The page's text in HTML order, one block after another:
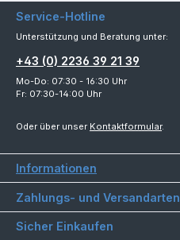
Service-Hotline
Unterstützung und Beratung unter:
+43 (0) 2236 39 21 39
Mo-Do: 07:30 - 16:30 Uhr
Fr: 07:30-14:00 Uhr
Oder über unser Kontaktformular.
Informationen
Zahlungs- und Versandarten
Sicher Einkaufen